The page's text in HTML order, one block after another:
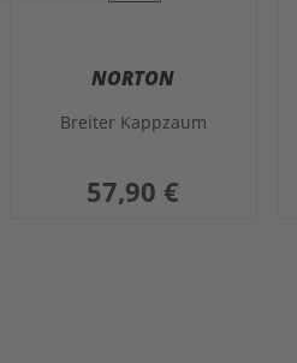
NORTON
Breiter Kappzaum
57,90 €